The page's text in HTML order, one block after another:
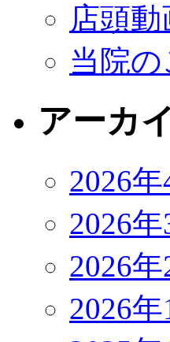
店頭
当院の
アーカ
2026年
2026年
2026年
2026年